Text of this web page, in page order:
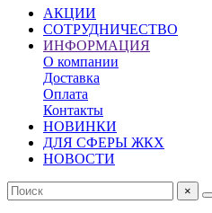
АКЦИИ
СОТРУДНИЧЕСТВО
ИНФОРМАЦИЯ
О компании
Доставка
Оплата
Контакты
НОВИНКИ
ДЛЯ СФЕРЫ ЖКХ
НОВОСТИ
×